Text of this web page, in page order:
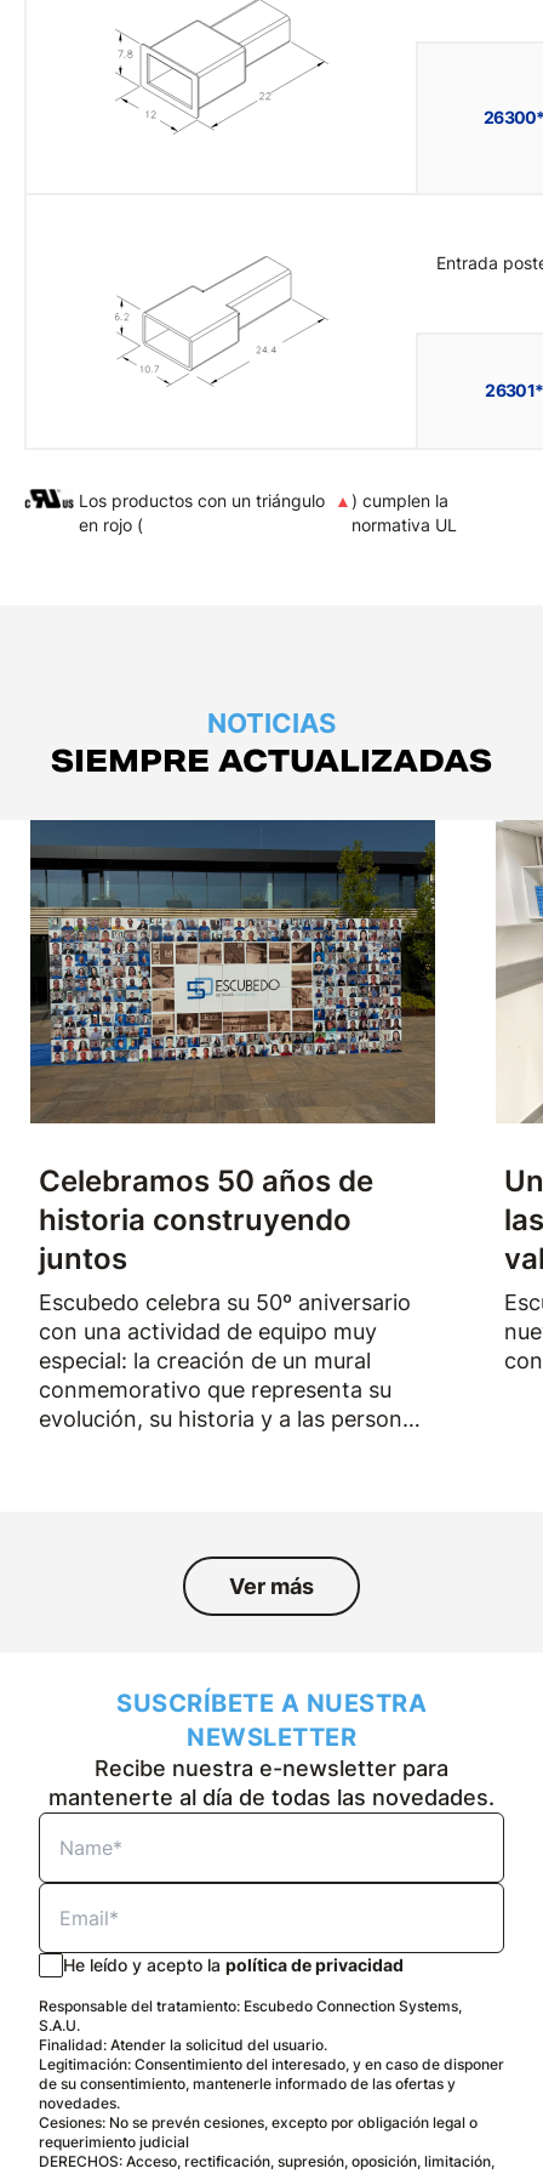
Entrada
Los productos con un triángulo
en rojo (
▲ ) cumplen la
normativa UL
NOTICIAS
SIEMPRE ACTUALIZADAS
Celebramos 50 años de
historia construyendo
juntos
Escubedo celebra su 50º aniversario
con una actividad de equipo muy
especial: la creación de un mural
conmemorativo que representa su
evolución, su historia y a las personas
Ver más
SUSCRÍBETE A NUESTRA
NEWSLETTER
Recibe nuestra e-newsletter para
mantenerte al día de todas las novedades.
He leído y acepto la política de privacidad
Responsable del tratamiento: Escubedo Connection Systems,
S.A.U.
Finalidad: Atender la solicitud del usuario.
Legitimación: Consentimiento del interesado, y en caso de disponer
de su consentimiento, mantenerle informado de las ofertas y
novedades.
Cesiones: No se prevén cesiones, excepto por obligación legal o
requerimiento judicial
DERECHOS: Acceso, rectificación, supresión, oposición, limitación,